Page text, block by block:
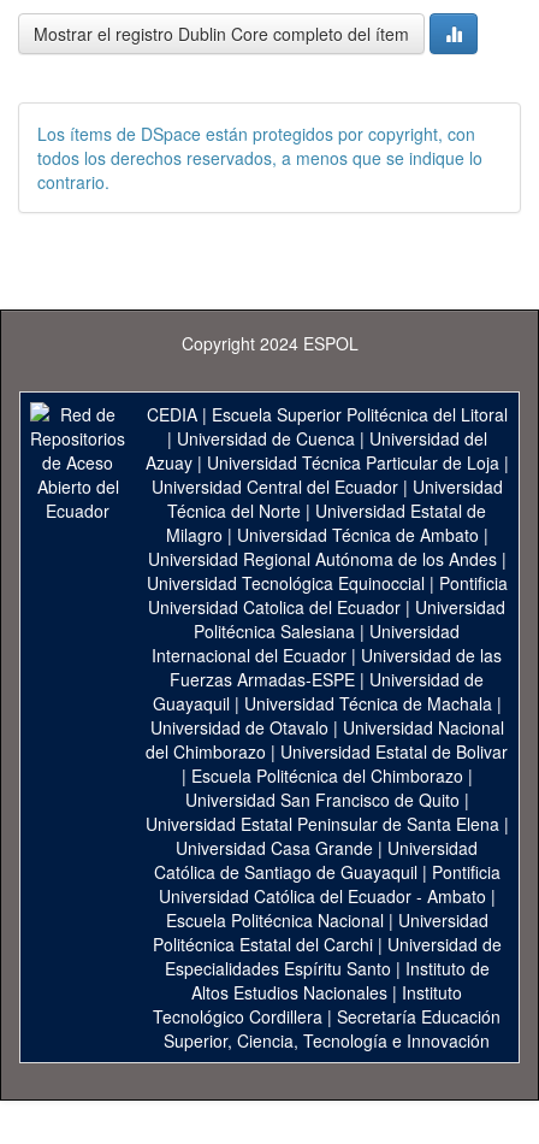
Mostrar el registro Dublin Core completo del ítem
Los ítems de DSpace están protegidos por copyright, con
todos los derechos reservados, a menos que se indique lo
contrario.
Copyright 2024 ESPOL
CEDIA| Escuela Superior Politécnica del Litoral
| Universidad de Cuenca| Universidad del
Azuay| Universidad Técnica Particular de Loja|
Universidad Central del Ecuador| Universidad
Técnica del Norte | Universidad Estatal de
Milagro | Universidad Técnica de Ambato |
Universidad Regional Autónoma de los Andes|
Universidad Tecnológica Equinoccial| Pontificia
Universidad Catolica del Ecuador | Universidad
Politécnica Salesiana | Universidad
Internacional del Ecuador | Universidad de las
Fuerzas Armadas-ESPE | Universidad de
Guayaquil| Universidad Técnica de Machala|
Universidad de Otavalo | Universidad Nacional
del Chimborazo | Universidad Estatal de Bolivar
| Escuela Politécnica del Chimborazo |
Universidad San Francisco de Quito |
Universidad Estatal Peninsular de Santa Elena|
Universidad Casa Grande | Universidad
Católica de Santiago de Guayaquil| Pontificia
Universidad Católica del Ecuador - Ambato |
Escuela Politécnica Nacional| Universidad
Politécnica Estatal del Carchi| Universidad de
Especialidades Espíritu Santo | Instituto de
Altos Estudios Nacionales | Instituto
Tecnológico Cordillera | Secretaría Educación
Superior, Ciencia, Tecnología e Innovación